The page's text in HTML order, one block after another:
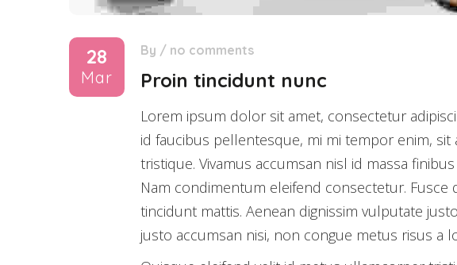
28
Mar
By / no comments
Proin tincidunt nunc
Lorem ipsum dolor sit amet, consectetur
id faucibus pellentesque, mi mi tempor enim,
tristique. Vivamus accumsan nisl id massa
Nam condimentum eleifend consectetur.
tincidunt mattis. Aenean dignissim vulputate
justo accumsan nisi, non congue metus risus a